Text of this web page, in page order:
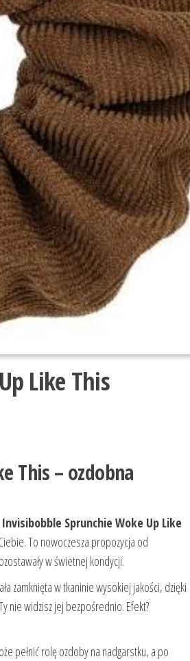
Like This
This – ozdobna
Invisibobble Sprunchie Woke Up Like
To nowoczesza propozycja od
w świetnej kondycji.
zamknięta w tkaninie wysokiej jakości, dzięki
nie widzisz jej bezpośrednio. Efekt?
pełnić rolę ozdoby na nadgarstku, a po